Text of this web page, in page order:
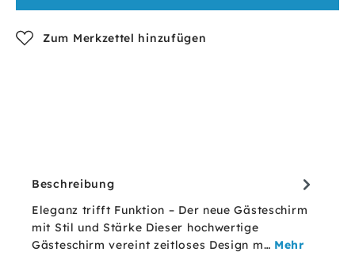
Zum Merkzettel hinzufügen
Beschreibung
Eleganz trifft Funktion – Der neue Gästeschirm
mit Stil und Stärke Dieser hochwertige
Gästeschirm vereint zeitloses Design m… Mehr